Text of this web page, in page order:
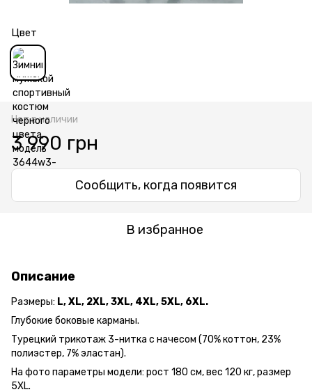
Цвет
Нет в наличии
3 990 грн
Сообщить, когда появится
В избранное
Описание
Размеры: L, XL, 2XL, 3XL, 4XL, 5XL, 6XL.
Глубокие боковые карманы.
Турецкий трикотаж 3-нитка с начесом (70% коттон, 23%
полиэстер, 7% эластан).
На фото параметры модели: рост 180 см, вес 120 кг, размер
5ХL.